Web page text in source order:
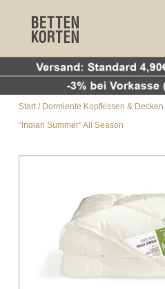
Start/ Dormiente Kopfkissen & Decken
“Indian Summer” All Season